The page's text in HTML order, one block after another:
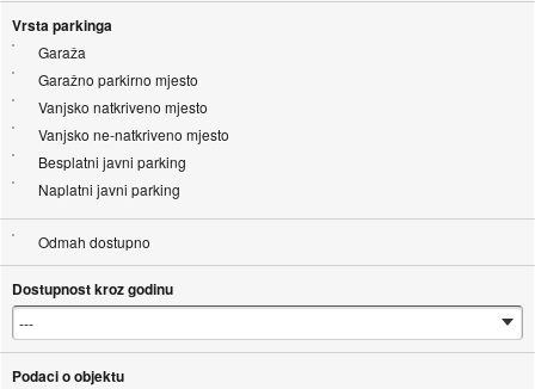
Vrsta parkinga
Garaža
Garažno parkirno mjesto
Vanjsko natkriveno mjesto
Vanjsko ne-natkriveno mjesto
Besplatni javni parking
Naplatni javni parking
Odmah dostupno
Dostupnost kroz godinu
Podaci o objektu